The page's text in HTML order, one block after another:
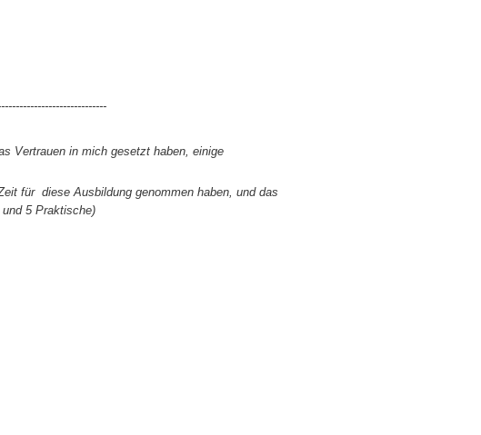
Vertrauen in mich gesetzt haben, einige
für diese Ausbildung genommen haben, und das
5 Praktische)